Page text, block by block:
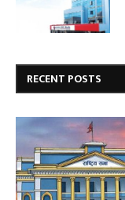
RECENT POSTS